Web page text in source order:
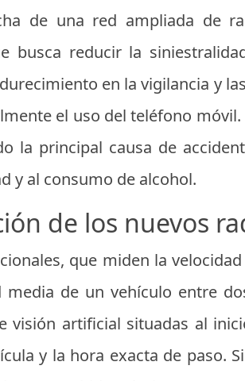
de una red ampliada de
busca reducir la
en la vigilancia y
el uso del teléfono
la principal causa de
y al consumo de alcohol.
de los nuevos
que miden la
de un vehículo entre
visión artificial situadas al
y la hora exacta de paso.